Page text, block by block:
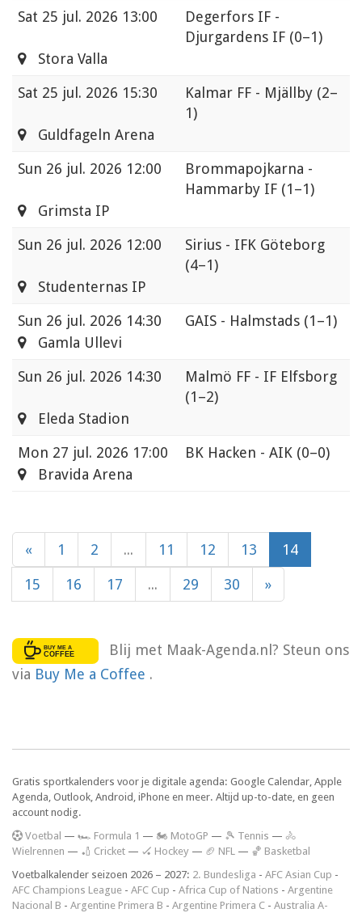
Sat 25 jul. 2026 13:00
Degerfors IF -
Djurgardens IF (0–1)
Stora Valla
Sat 25 jul. 2026 15:30 Kalmar FF - Mjällby (2–
1)
Guldfageln Arena
Sun 26 jul. 2026 12:00
Brommapojkarna -
Hammarby IF (1–1)
Grimsta IP
Sun 26 jul. 2026 12:00
Sirius - IFK Göteborg
(4–1)
Studenternas IP
Sun 26 jul. 2026 14:30 GAIS - Halmstads (1–1)
Gamla Ullevi
Sun 26 jul. 2026 14:30
Malmö FF - IF Elfsborg
(1–2)
Eleda Stadion
Mon 27 jul. 2026 17:00 BK Hacken - AIK (0–0)
Bravida Arena
« 1 2 ... 11 12 13 14
15 16 17 ... 29 30 »
Blij met Maak-Agenda.nl? Steun ons
via Buy Me a Coffee .
Gratis sportkalenders voor je digitale agenda: Google Calendar, Apple
Agenda, Outlook, Android, iPhone en meer. Altijd up-to-date, en geen
account nodig.
Voetbal — 🏎️ Formula 1 — 🏍 MotoGP — 🎾 Tennis — 🚴
Wielrennen — 🏏 Cricket — 🏑 Hockey — 🏈 NFL — 🏀 Basketbal
Voetbalkalender seizoen 2026 – 2027: 2. Bundesliga - AFC Asian Cup -
AFC Champions League - AFC Cup - Africa Cup of Nations - Argentine
Nacional B - Argentine Primera B - Argentine Primera C - Australia A-